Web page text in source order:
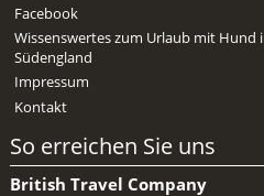
Reiseunterlagen
Reiseversicherung
Unterkünfte
Facebook
Wissenswertes zum Urlaub mit Hund
Südengland
Impressum
Kontakt
So erreichen Sie uns
British Travel Company